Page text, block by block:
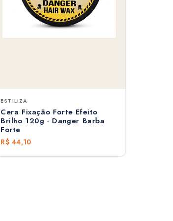
ESTILIZA
Cera Fixação Forte Efeito
Brilho 120g · Danger Barba
Forte
R$ 44,10